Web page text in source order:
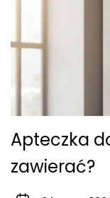
Apteczka
zawierać?